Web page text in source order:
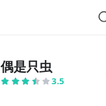
偶是只虫
3.5